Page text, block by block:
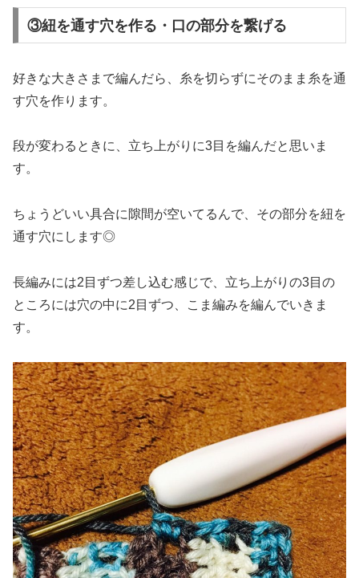
③紐を通す穴を作る・口の部分を繋げる
好きな大きさまで編んだら、糸を切らずにそのまま糸を通
す穴を作ります。
段が変わるときに、立ち上がりに3目を編んだと思いま
す。
ちょうどいい具合に隙間が空いてるんで、その部分を紐を
通す穴にします◎
長編みには2目ずつ差し込む感じで、立ち上がりの3目の
ところには穴の中に2目ずつ、こま編みを編んでいきま
す。